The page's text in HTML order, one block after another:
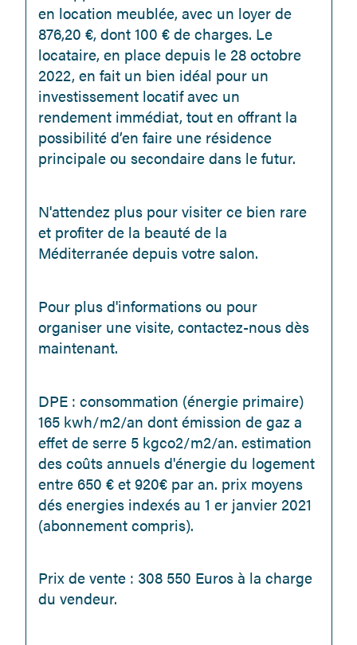
en location meublée, avec un loyer de
876,20 €, dont 100 € de charges. Le
locataire, en place depuis le 28 octobre
2022, en fait un bien idéal pour un
investissement locatif avec un
rendement immédiat, tout en offrant la
possibilité d’en faire une résidence
principale ou secondaire dans le futur.
N'attendez plus pour visiter ce bien rare
et profiter de la beauté de la
Méditerranée depuis votre salon.
Pour plus d'informations ou pour
organiser une visite, contactez-nous dès
maintenant.
DPE : consommation (énergie primaire)
165 kwh/m2/an dont émission de gaz a
effet de serre 5 kgco2/m2/an. estimation
des coûts annuels d'énergie du logement
entre 650 € et 920€ par an. prix moyens
dés energies indexés au 1 er janvier 2021
(abonnement compris).
Prix de vente : 308 550 Euros à la charge
du vendeur.